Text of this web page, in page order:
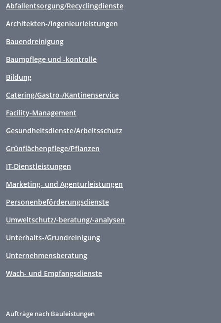
Abfallentsorgung/Recyclingdienste
Architekten-/Ingenieurleistungen
Bauendreinigung
Baumpflege und -kontrolle
Bildung
Catering/Gastro-/Kantinenservice
Facility-Management
Gesundheitsdienste/Arbeitsschutz
Grünflächenpflege/Pflanzen
IT-Dienstleistungen
Marketing- und Agenturleistungen
Personenbeförderungsdienste
Umweltschutz/-beratung/-analysen
Unterhalts-/Grundreinigung
Unternehmensberatung
Wach- und Empfangsdienste
Aufträge nach Bauleistungen